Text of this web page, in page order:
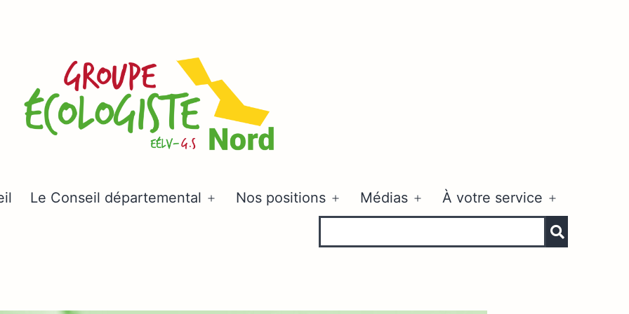
Le Conseil départemental
Ouvrir
Nos positions
Ouvrir
menu
Médias
Ouvrir
menu
À votre service
le
menu